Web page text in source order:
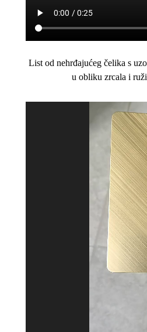
List od nehrđajućeg čelika s
u obliku zrcala i